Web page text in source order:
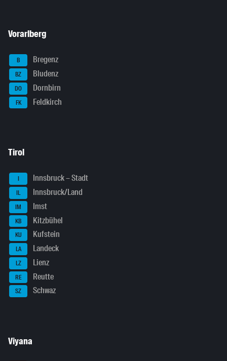
Vorarlberg
B Bregenz
BZ Bludenz
DO Dornbirn
FK Feldkirch
Tirol
I Innsbruck – Stadt
IL Innsbruck/Land
IM Imst
KB Kitzbühel
KU Kufstein
LA Landeck
LZ Lienz
RE Reutte
SZ Schwaz
Viyana